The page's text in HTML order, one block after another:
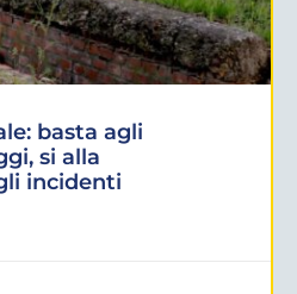
basta agli
si alla
incidenti